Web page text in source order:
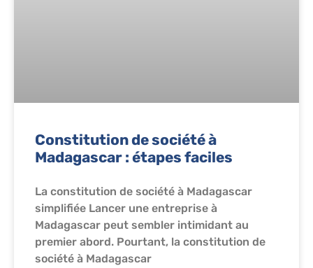
Constitution de société à
Madagascar : étapes faciles
La constitution de société à Madagascar
simplifiée Lancer une entreprise à
Madagascar peut sembler intimidant au
premier abord. Pourtant, la constitution de
société à Madagascar